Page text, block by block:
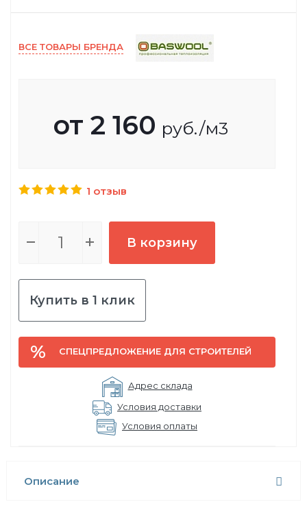
ВСЕ ТОВАРЫ БРЕНДА
от 2 160 руб./м3
1 отзыв
В корзину
Купить в 1 клик
СПЕЦПРЕДЛОЖЕНИЕ ДЛЯ СТРОИТЕЛЕЙ
Адрес склада
Условия доставки
Условия оплаты
Описание